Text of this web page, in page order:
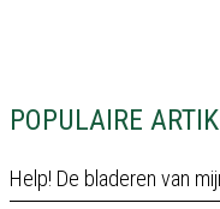
POPULAIRE
Help! De bladeren van